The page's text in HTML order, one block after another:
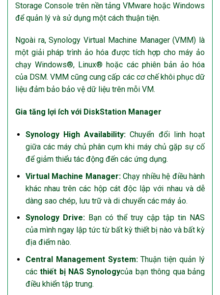
Storage Console trên nền tảng VMware hoặc Windows
để quản lý và sử dụng một cách thuận tiện.
Ngoài ra, Synology Virtual Machine Manager (VMM) là
một giải pháp trình ảo hóa được tích hợp cho máy ảo
chạy Windows®, Linux® hoặc các phiên bản ảo hóa
của DSM. VMM cũng cung cấp các cơ chế khôi phục dữ
liệu đảm bảo bảo vệ dữ liệu trên mỗi VM.
Gia tăng lợi ích với DiskStation Manager
Synology High Availability:Chuyển đổi linh hoạt
giữa các máy chủ phân cụm khi máy chủ gặp sự cố
để giảm thiểu tác động đến các ứng dụng.
Virtual Machine Manager:Chạy nhiều hệ điều hành
khác nhau trên các hộp cát độc lập với nhau và dễ
dàng sao chép, lưu trữ và di chuyển các máy ảo.
Synology Drive: Bạn có thể truy cập tập tin NAS
của mình ngay lập tức từ bất kỳ thiết bị nào và bất kỳ
địa điểm nào.
Central Management System:Thuận tiện quản lý
cácthiết bị NAS Synologycủa bạn thông qua bảng
điều khiển tập trung.